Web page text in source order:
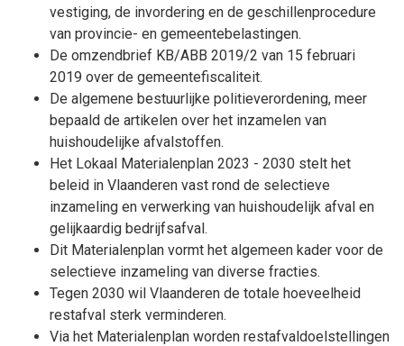
vestiging, de invordering en de geschillenprocedure
van provincie- en gemeentebelastingen.
De omzendbrief KB/ABB 2019/2 van 15 februari
2019 over de gemeentefiscaliteit.
De algemene bestuurlijke politieverordening, meer
bepaald de artikelen over het inzamelen van
huishoudelijke afvalstoffen.
Het Lokaal Materialenplan 2023 - 2030 stelt het
beleid in Vlaanderen vast rond de selectieve
inzameling en verwerking van huishoudelijk afval en
gelijkaardig bedrijfsafval.
Dit Materialenplan vormt het algemeen kader voor de
selectieve inzameling van diverse fracties.
Tegen 2030 wil Vlaanderen de totale hoeveelheid
restafval sterk verminderen.
Via het Materialenplan worden restafvaldoelstellingen